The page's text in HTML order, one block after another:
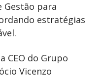
Gestão para
estratégias
CEO do Grupo
Vicenzo